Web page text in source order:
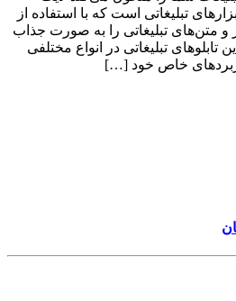
تبلیغاتی است که با استفاده از
و متن‌های تبلیغاتی را به صورت جذاب
تبلیغاتی در انواع مختلفی
خاص خود […]